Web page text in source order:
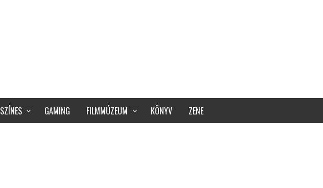
SZÍNES GAMING FILMMÚZEUM KÖNYV ZENE